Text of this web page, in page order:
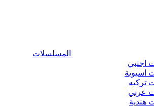
المسلسلات
اجنبي
اسيوية
تركيه
عربي
هندية